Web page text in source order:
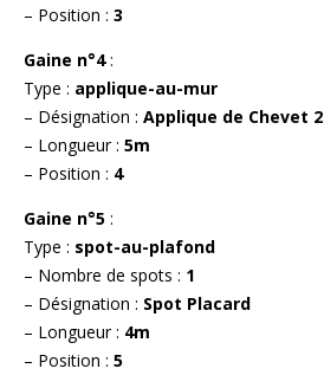
– Position : 3
Gaine n°4:
Type : applique-au-mur
– Désignation : Applique de Chevet 2
– Longueur : 5m
– Position : 4
Gaine n°5 :
Type : spot-au-plafond
– Nombre de spots : 1
– Désignation : Spot Placard
– Longueur : 4m
– Position : 5